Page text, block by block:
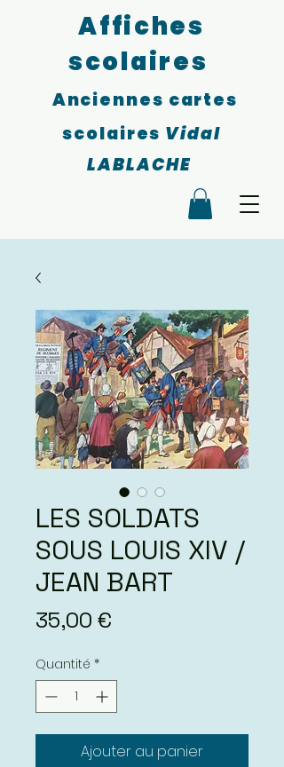
Affiches
scolaires
Anciennes cartes
scolaires Vidal
LABLACHE
LES SOLDATS
SOUS LOUIS XIV /
JEAN BART
35,00 €
Quantité *
Ajouter au panier